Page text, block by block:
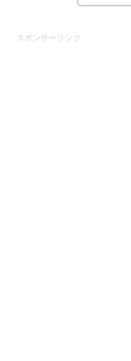
スポンサーリンク